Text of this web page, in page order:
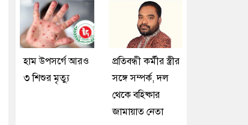
হাম উপসর্গে আরও
৩ শিশুর মৃত্যু
প্রতিবন্ধী কর্মীর স্ত্রীর
সঙ্গে সম্পর্ক, দল
থেকে বহিষ্কার
জামায়াত নেতা